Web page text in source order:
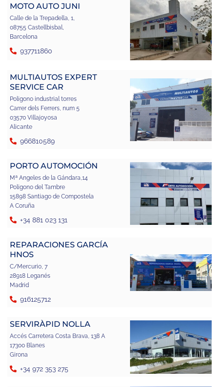
MOTO AUTO JUNI
Calle de la Trepadella, 1,
08755 Castellbisbal,
Barcelona
937711860
MULTIAUTOS EXPERT
SERVICE CAR
Poligono industrial torres
Carrer dels Ferrers, num 5
03570 Villajoyosa
Alicante
966810589
PORTO AUTOMOCIÓN
Mª Angeles de la Gándara,14
Poligono del Tambre
15898 Santiago de Compostela
A Coruña
+34 881 023 131
REPARACIONES GARCÍA
HNOS
C/Mercurio, 7
28918 Leganés
Madrid
916125712
SERVIRÀPID NOLLA
Accés Carretera Costa Brava, 138 A
17300 Blanes
Girona
+34 972 353 275